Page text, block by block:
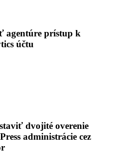
agentúre prístup k
účtu
dvojité overenie
administrácie cez